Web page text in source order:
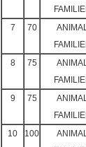
7 70
8 75
9 75
10 100